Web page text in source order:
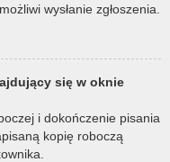
wysłanie zgłoszenia.
się w oknie
i dokończenie pisania
kopię roboczą